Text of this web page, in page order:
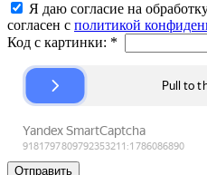
Я даю согласие на
согласен с политикой
Код с картинки: *